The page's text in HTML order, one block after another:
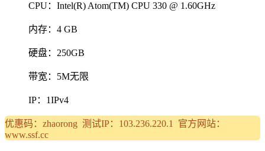
CPU：Intel(R) Atom(TM) CPU 330 @ 1.60GHz
内存：4 GB
硬盘：250GB
带宽：5M无限
IP：1IPv4
优惠码：zhaorong 测试IP：103.236.220.1 官方网站：
www.ssf.cc